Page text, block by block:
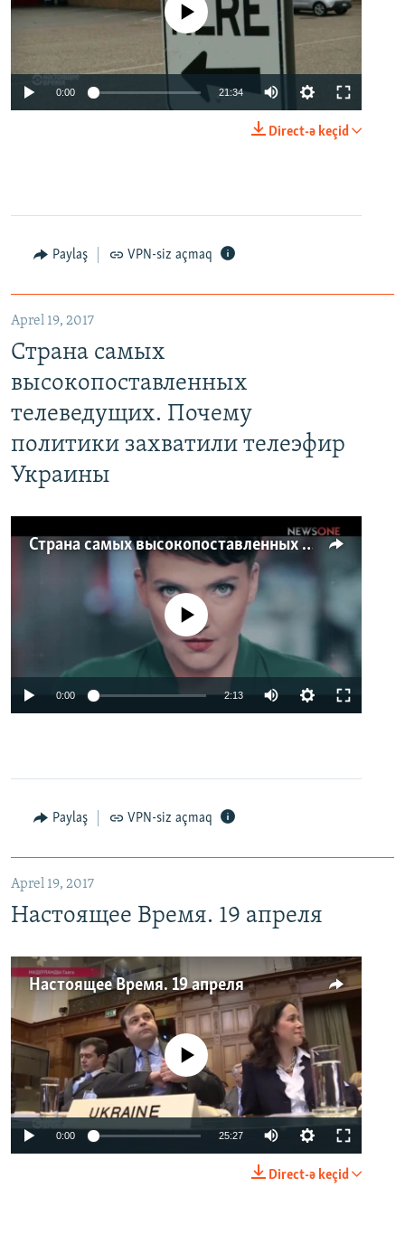
No media source currently available
0:00 21:34
Direct-ə keçid
Paylaş VPN-siz açmaq
Aprel 19, 2017
Страна самых
высокопоставленных
телеведущих. Почему
политики захватили телеэфир
Украины
Страна самых высокопоставленных телеведущих. Почему политики захватили телеэфир Украины
No media source currently available
0:00 2:13
Paylaş VPN-siz açmaq
Aprel 19, 2017
Настоящее Время. 19 апреля
Настоящее Время. 19 апреля
No media source currently available
0:00 25:27
Direct-ə keçid